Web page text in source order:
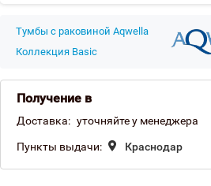
Тумбы с раковиной Aqwella
Коллекция Basic
Получение в
Доставка: уточняйте у менеджера
Пункты выдачи: Краснодар